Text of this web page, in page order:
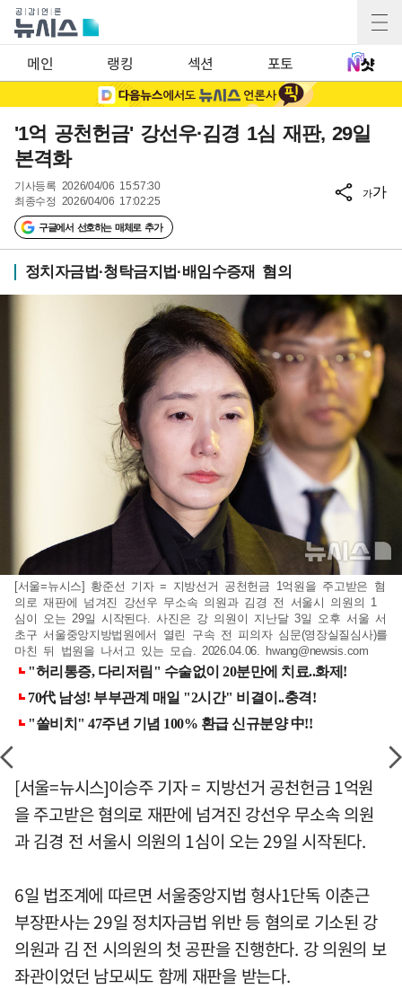
메인 랭킹 섹션 포토
'1억 공천헌금' 강선우·김경 1심 재판, 29일
본격화
기사등록 2026/04/06 15:57:30
최종수정 2026/04/06 17:02:25
구글에서 선호하는 매체로 추가
가가
정치자금법·청탁금지법·배임수증재 혐의
[서울=뉴시스] 황준선 기자 = 지방선거 공천헌금 1억원을 주고받은 혐
의로 재판에 넘겨진 강선우 무소속 의원과 김경 전 서울시 의원의 1
심이 오는 29일 시작된다. 사진은 강 의원이 지난달 3일 오후 서울 서
초구 서울중앙지방법원에서 열린 구속 전 피의자 심문(영장실질심사)를
마친 뒤 법원을 나서고 있는 모습. 2026.04.06. hwang@newsis.com
[서울=뉴시스]이승주 기자 = 지방선거 공천헌금 1억원
을 주고받은 혐의로 재판에 넘겨진 강선우 무소속 의원
과 김경 전 서울시 의원의 1심이 오는 29일 시작된다.
6일 법조계에 따르면 서울중앙지법 형사1단독 이춘근
부장판사는 29일 정치자금법 위반 등 혐의로 기소된 강
의원과 김 전 시의원의 첫 공판을 진행한다. 강 의원의 보
좌관이었던 남모씨도 함께 재판을 받는다.